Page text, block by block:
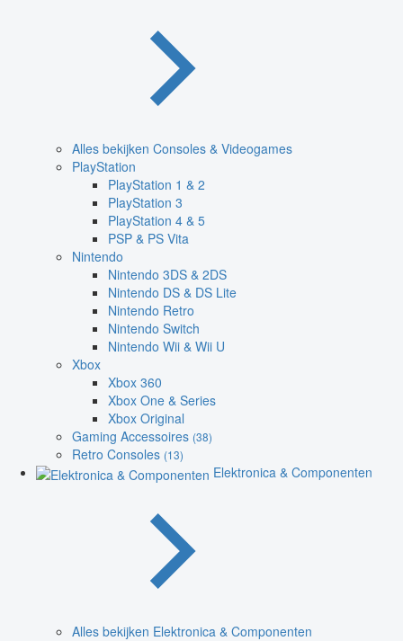
Alles bekijken Consoles & Videogames
PlayStation
PlayStation 1 & 2
PlayStation 3
PlayStation 4 & 5
PSP & PS Vita
Nintendo
Nintendo 3DS & 2DS
Nintendo DS & DS Lite
Nintendo Retro
Nintendo Switch
Nintendo Wii & Wii U
Xbox
Xbox 360
Xbox One & Series
Xbox Original
Gaming Accessoires (38)
Retro Consoles (13)
Elektronica & Componenten
Alles bekijken Elektronica & Componenten